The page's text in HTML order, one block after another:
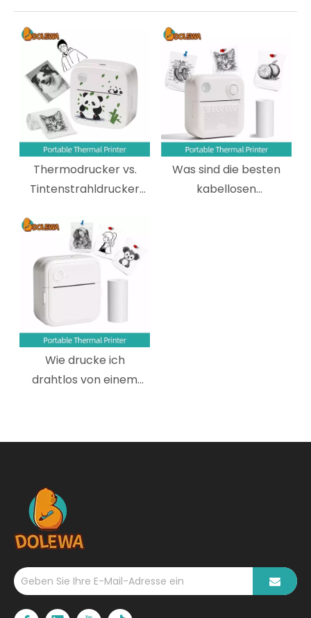
Thermodrucker vs.
Tintenstrahldrucker
wählen?
Was sind die besten
kabellosen
Wie drucke ich
drahtlos von einem
tragbaren